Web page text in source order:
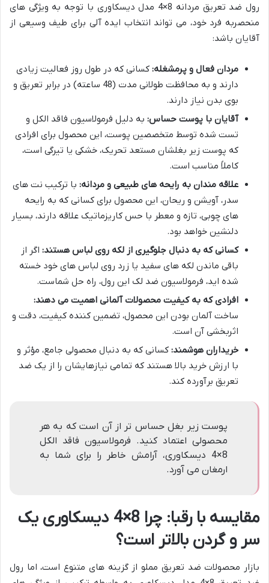
رول ضد تعریق مردانه 8×4 مدل دیسکاوری با توجه به ویژگی های
منحصربه فرد خود، می تواند انتخاب ایده آلی برای طیف وسیعی از
آقایان باشد:
مردان فعال و پرمشغله: کسانی که در طول روز فعالیت زیادی
دارند و به محافظت طولانی مدت (48 ساعته) در برابر تعریق و
بوی بدن نیاز دارند.
آقایان با پوست حساس: به دلیل فرمولاسیون فاقد الکل و
تست شده توسط متخصصین پوست، این محصول برای افرادی
که پوست زیر بغلشان مستعد تحریک، خشکی یا تیرگی است،
کاملاً مناسب است.
علاقه مندان به رایحه های طبیعی و مردانه: با ترکیب نت های
سدر، آویشن و ریحان، این محصول برای کسانی که به رایحه
های چوبی، تازه و معطر با حس کاریزماتیک علاقه دارند، بسیار
دلنشین خواهد بود.
کسانی که به دنبال جلوگیری از لکه روی لباس هستند: اگر از
باقی ماندن لکه های سفید یا زرد روی لباس های خود خسته
شده اید، فرمولاسیون ضد لک این رول، راه حل شماست.
افرادی که به کیفیت محصولات آلمانی اهمیت می دهند:
ساخت آلمان بودن این محصول، تضمین کننده کیفیت، دقت و
اثربخشی آن است.
خریداران هوشمند: کسانی که به دنبال محصولی جامع، مؤثر و
با ارزش خرید بالا هستند که تمامی نیازهایشان را از یک ضد
تعریق برآورده کند.
پوست زیر بغل حساس تر از آن است که به هر
محصولی اعتماد کنید. فرمولاسیون فاقد الکل
8×4 دیسکاوری، آرامش خاطر را برای شما به
ارمغان می آورد.
مقایسه با رقبا: چرا 8×4 دیسکاوری یک
سر و گردن بالاتر است؟
بازار محصولات ضد تعریق مملو از گزینه های متنوع است، اما رول